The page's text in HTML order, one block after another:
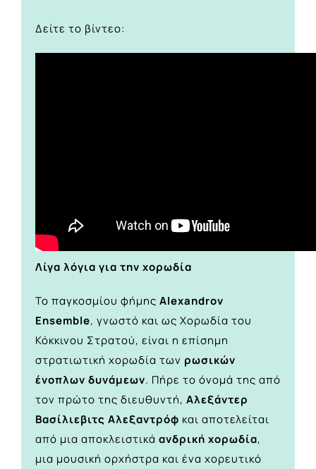
Δείτε το βίντεο:
Λίγα λόγια για την χορωδία
Το παγκοσμίου φήμης Alexandrov
Ensemble, γνωστό και ως Χορωδία του
Κόκκινου Στρατού, είναι η επίσημη
στρατιωτική χορωδία των ρωσικών
ένοπλων δυνάμεων. Πήρε το όνομά της από
τον πρώτο της διευθυντή, Αλεξάντερ
Βασίλιεβιτς Αλεξαντρόφ και αποτελείται
από μια αποκλειστικά ανδρική χορωδία,
μια μουσική ορχήστρα και ένα χορευτικό